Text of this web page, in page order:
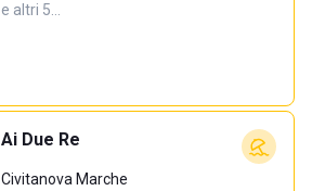
e altri 5…
Ai Due Re
Civitanova Marche